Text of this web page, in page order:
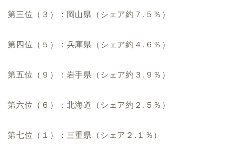
第三位（３）：岡山県（シェア約７.５％）
第四位（５）：兵庫県（シェア約４.６％）
第五位（９）：岩手県（シェア約３.９％）
第六位（６）：北海道（シェア約２.５％）
第七位（１）：三重県（シェア２.１％）